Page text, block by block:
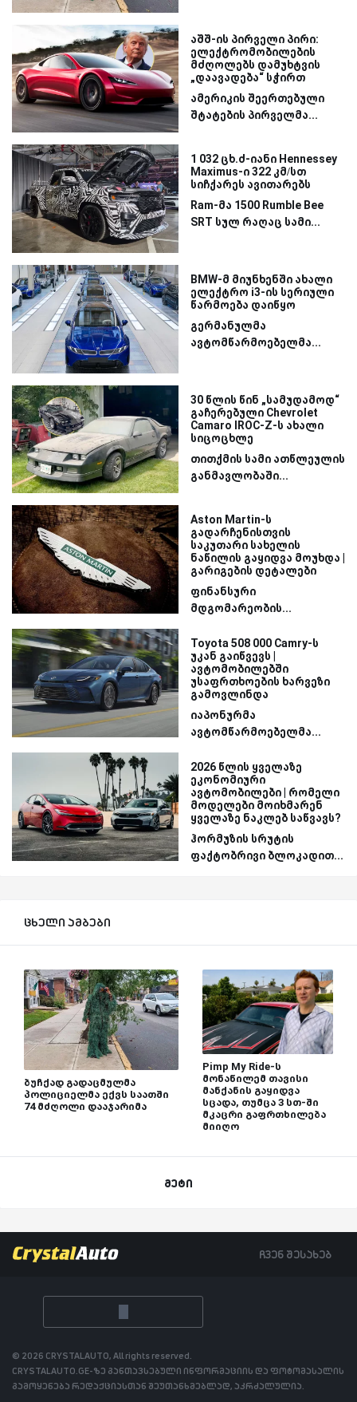
აშშ-ის პირველი პირი:
ელექტრომობილების
მძღოლებს დამუხტვის
„დაავადება“ სჭირთ
ამერიკის შეერთებული
შტატების პირველმა...
1 032 ცხ.ძ-იანი Hennessey
Maximus-ი 322 კმ/სთ
სიჩქარეს ავითარებს
Ram-მა 1500 Rumble Bee
SRT სულ რაღაც სამი...
BMW-მ მიუნხენში ახალი
ელექტრო i3-ის სერიული
წარმოება დაიწყო
გერმანულმა
ავტომწარმოებელმა...
30 წლის წინ „სამუდამოდ“
გაჩერებული Chevrolet
Camaro IROC-Z-ს ახალი
სიცოცხლე
თითქმის სამი ათწლეულის
განმავლობაში...
Aston Martin-ს
გადარჩენისთვის
საკუთარი სახელის
ნაწილის გაყიდვა მოუხდა |
გარიგების დეტალები
ფინანსური
მდგომარეობის...
Toyota 508 000 Camry-ს
უკან გაიწვევს |
ავტომობილებში
უსაფრთხოების ხარვეზი
გამოვლინდა
იაპონურმა
ავტომწარმოებელმა...
2026 წლის ყველაზე
ეკონომიური
ავტომობილები | რომელი
მოდელები მოიხმარენ
ყველაზე ნაკლებ საწვავს?
ჰორმუზის სრუტის
ფაქტობრივი ბლოკადით...
ცხელი ამბები
ბუჩქად გადაცმულმა
პოლიციელმა ექვს საათში
74 მძღოლი დააჯარიმა
Pimp My Ride-ს
მონაწილემ თავისი
მანქანის გაყიდვა
სცადა, თუმცა 3 სთ-ში
მკაცრი გაფრთხილება
მიიღო
მეტი
ჩვენ შესახებ
© 2026 CRYSTALAUTO, All rights reserved.
CRYSTALAUTO.GE-ზე განთავსებული ინფორმაციის და ფოტომასალის
გამოყენება რედაქციასთან შეუთანხმებლად, აკრძალულია.